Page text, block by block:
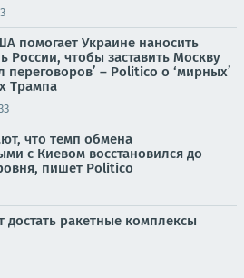
помогает Украине наносить
России, чтобы заставить Москву
переговоров’ – Politico о ‘мирных’
Трампа
что темп обмена
с Киевом восстановился до
пишет Politico
достать ракетные комплексы